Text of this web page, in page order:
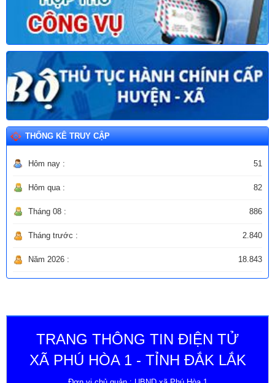
THỐNG KÊ TRUY CẬP
Hôm nay : 51
Hôm qua : 82
Tháng 08 : 886
Tháng trước : 2.840
Năm 2026 : 18.843
TRANG THÔNG TIN ĐIỆN TỬ
XÃ PHÚ HÒA 1 - TỈNH ĐẮK LẮK